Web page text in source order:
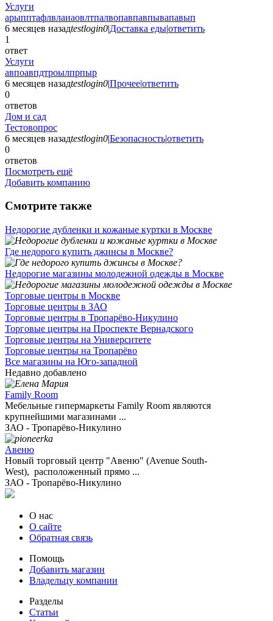
Услуги
арыпптафлвлаиаовлтпалвопавпавпывапавып
6 месяцев назадtestlogin0|Доставка еды|ответить
1
ответ
Услуги
авпоавпдтроылпрпыр
6 месяцев назадtestlogin0|Прочее|ответить
0
ответов
Дом и сад
Тестовопрос
6 месяцев назадtestlogin0|Безопасность|ответить
0
ответов
Посмотреть ещё
Добавить компанию
Смотрите также
Недорогие дубленки и кожаные куртки в Москве
Где недорого купить джинсы в Москве?
Недорогие магазины молодежной одежды в Москве
Торговые центры в Москве
Торговые центры в ЗАО
Торговые центры в Тропарёво-Никулино
Торговые центры на Проспекте Вернадского
Торговые центры на Университете
Торговые центры на Тропарёво
Все магазины на Юго-западной
Недавно добавлено
Family Room
Мебельные гипермаркеты Family Room являются
крупнейшими магазинами ...
ЗАО - Тропарёво-Никулино
Авеню
Новый торговый центр "Авеню" (Avenue South-
West), расположенный прямо ...
ЗАО - Тропарёво-Никулино
О нас
О сайте
Обратная связь
Помощь
Добавить магазин
Владельцу компании
Разделы
Статьи